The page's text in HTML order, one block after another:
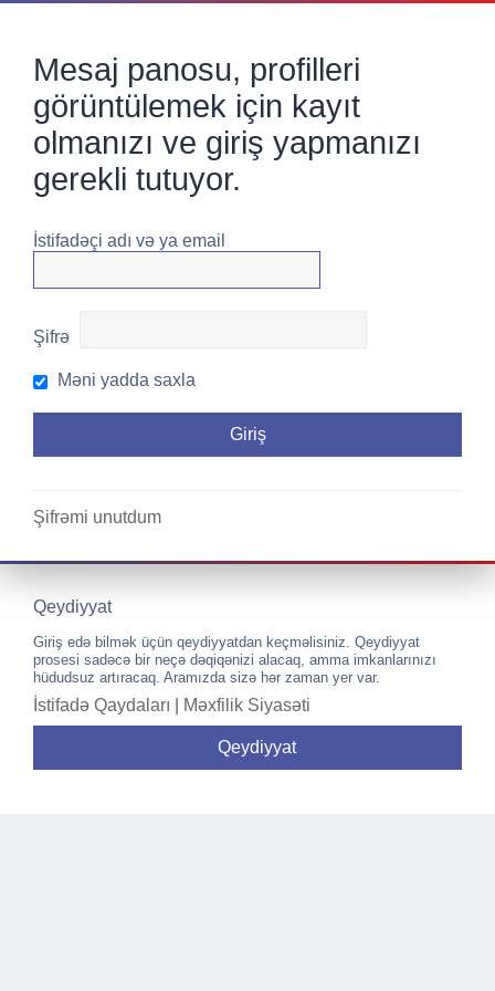
Mesaj panosu, profilleri
görüntülemek için kayıt
olmanızı ve giriş yapmanızı
gerekli tutuyor.
İstifadəçi adı və ya email
Şifrə
Məni yadda saxla
Şifrəmi unutdum
Qeydiyyat
Giriş edə bilmək üçün qeydiyyatdan keçməlisiniz. Qeydiyyat
prosesi sadəcə bir neçə dəqiqənizi alacaq, amma imkanlarınızı
hüdudsuz artıracaq. Aramızda sizə hər zaman yer var.
İstifadə Qaydaları Məxfilik Siyasəti
Qeydiyyat